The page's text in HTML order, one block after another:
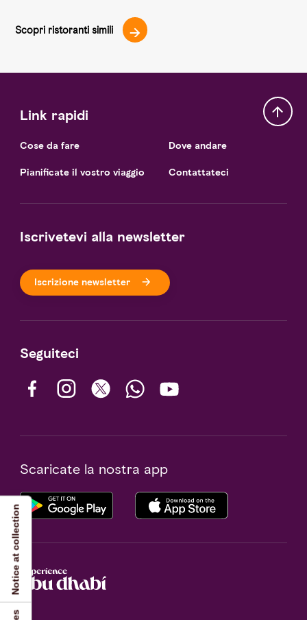
Scopri ristoranti simili
Link rapidi
Cose da fare
Pianificate il vostro viaggio
Dove andare
Contattateci
Iscrivetevi alla newsletter
Iscrizione newsletter
Seguiteci
Scaricate la nostra app
Notice at collection